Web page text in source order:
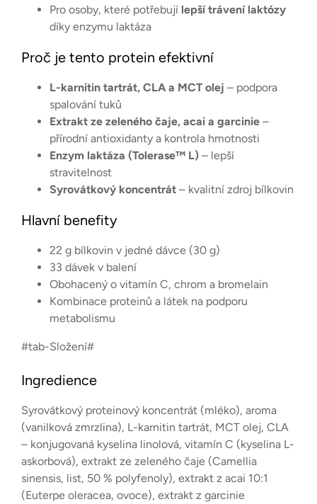
Pro osoby, které potřebují lepší trávení laktózy
díky enzymu laktáza
Proč je tento protein efektivní
L-karnitin tartrát, CLA a MCT olej – podpora
spalování tuků
Extrakt ze zeleného čaje, acai a garcinie –
přírodní antioxidanty a kontrola hmotnosti
Enzym laktáza (Tolerase™ L) – lepší
stravitelnost
Syrovátkový koncentrát – kvalitní zdroj bílkovin
Hlavní benefity
22 g bílkovin v jedné dávce (30 g)
33 dávek v balení
Obohacený o vitamín C, chrom a bromelain
Kombinace proteinů a látek na podporu
metabolismu
#tab-Složení#
Ingredience
Syrovátkový proteinový koncentrát (mléko), aroma
(vanilková zmrzlina), L-karnitin tartrát, MCT olej, CLA
– konjugovaná kyselina linolová, vitamín C (kyselina L-
askorbová), extrakt ze zeleného čaje (Camellia
sinensis, list, 50 % polyfenoly), extrakt z acai 10:1
(Euterpe oleracea, ovoce), extrakt z garcinie